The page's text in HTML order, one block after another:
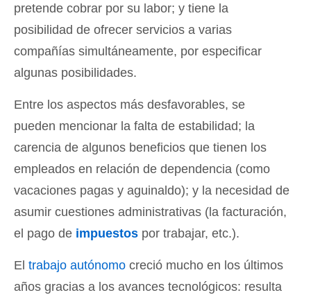
pretende cobrar por su labor; y tiene la
posibilidad de ofrecer servicios a varias
compañías simultáneamente, por especificar
algunas posibilidades.
Entre los aspectos más desfavorables, se
pueden mencionar la falta de estabilidad; la
carencia de algunos beneficios que tienen los
empleados en relación de dependencia (como
vacaciones pagas y aguinaldo); y la necesidad de
asumir cuestiones administrativas (la facturación,
el pago de impuestos por trabajar, etc.).
El trabajo autónomo creció mucho en los últimos
años gracias a los avances tecnológicos: resulta